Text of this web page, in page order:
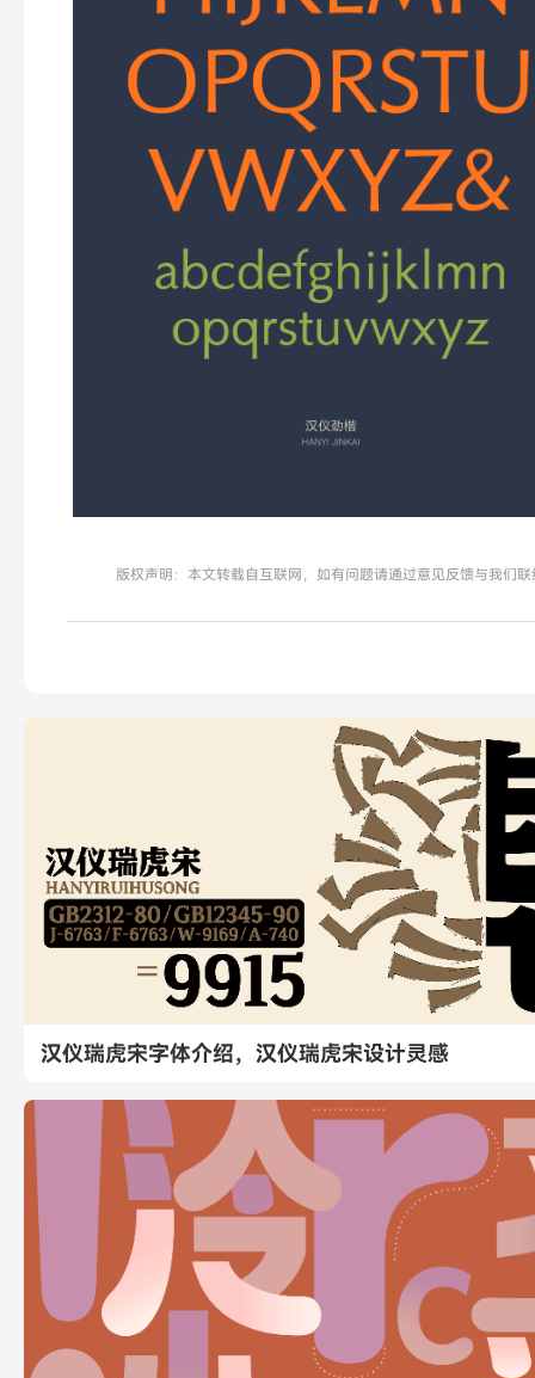
版权声明：本文转载自互联网，如有问题请通过意见反馈与我们联
汉仪瑞虎宋字体介绍，汉仪瑞虎宋设计灵感